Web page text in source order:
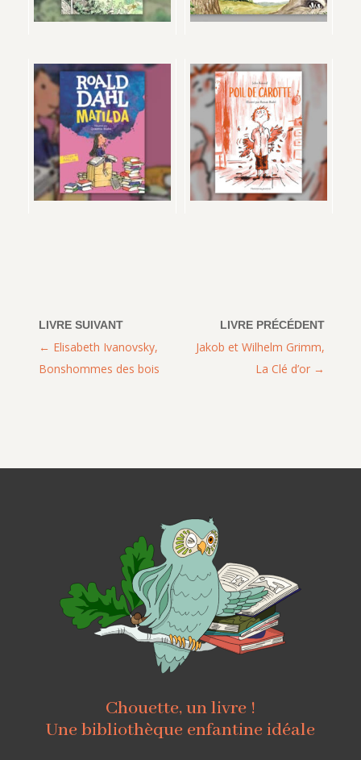
Jakob et Wilhelm Grimm,
La Clé d’or
Elisabeth Ivanovsky,
Bonshommes des bois
Chouette, un livre !
Une bibliothèque enfantine idéale